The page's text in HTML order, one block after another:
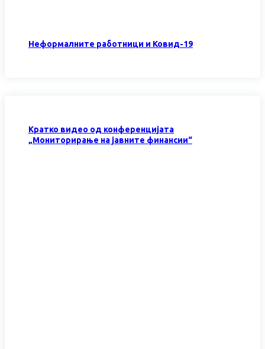
Неформалните работници и Ковид-19
Кратко видео од конференцијата
„Мониторирање на јавните финансии“